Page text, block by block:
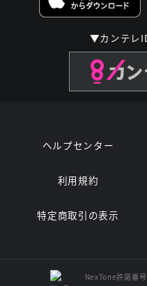
▼カンテレ
ヘルプセンター
利用規約
特定商取引の表示
NexTone許諾番号